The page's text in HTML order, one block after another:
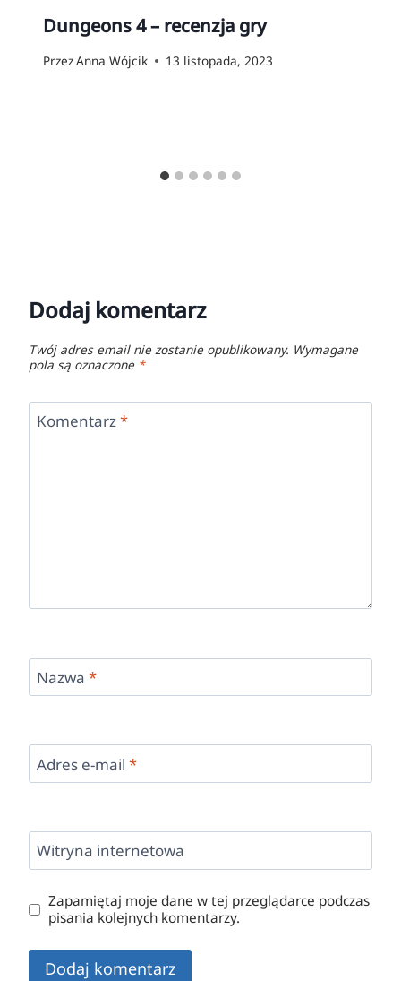
Dungeons 4 – recenzja gry
PrzezAnna Wójcik 13 listopada, 2023
Dodaj komentarz
Twój adres email nie zostanie opublikowany. Wymagane
pola są oznaczone *
Komentarz*
Nazwa *
Adres e-mail *
Witryna internetowa
Zapamiętaj moje dane w tej przeglądarce podczas
pisania kolejnych komentarzy.